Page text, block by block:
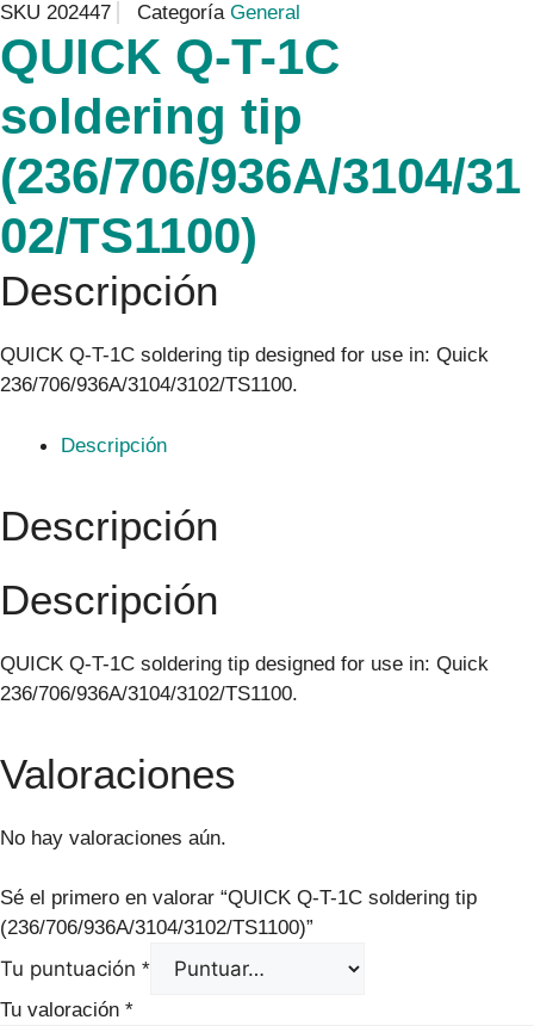
SKU 202447 Categoría General
QUICK Q-T-1C
soldering tip
(236/706/936A/3104/31
02/TS1100)
Descripción
QUICK Q-T-1C soldering tip designed for use in: Quick
236/706/936A/3104/3102/TS1100.
Descripción
Descripción
Descripción
QUICK Q-T-1C soldering tip designed for use in: Quick
236/706/936A/3104/3102/TS1100.
Valoraciones
No hay valoraciones aún.
Sé el primero en valorar “QUICK Q-T-1C soldering tip
(236/706/936A/3104/3102/TS1100)”
Tu puntuación *
Tu valoración *